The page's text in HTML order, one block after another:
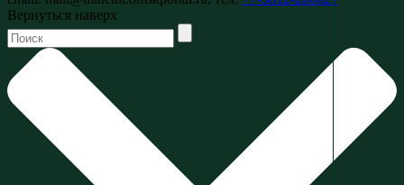
Вернуться наверх